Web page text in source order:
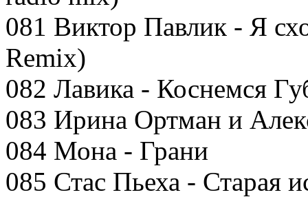
081 Виктор Павлик - Я
Remix)
082 Лавика - Коснемся
083 Ирина Ортман и
084 Мона - Грани
085 Стас Пьеха - Старая